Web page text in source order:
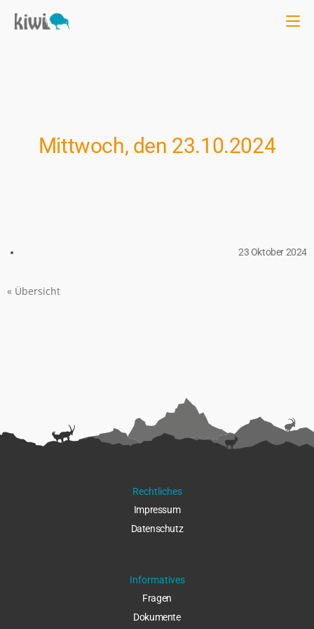
Mittwoch, den 23.10.2024
23 Oktober 2024
« Übersicht
Rechtliches
Impressum
Datenschutz
Informatives
Fragen
Dokumente